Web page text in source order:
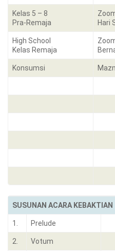
Kelas 5 – 8
Pra-Remaja
Hari
High School
Kelas Remaja
Konsumsi
SUSUNAN ACARA KEBAKTIAN
1. Prelude
2. Votum